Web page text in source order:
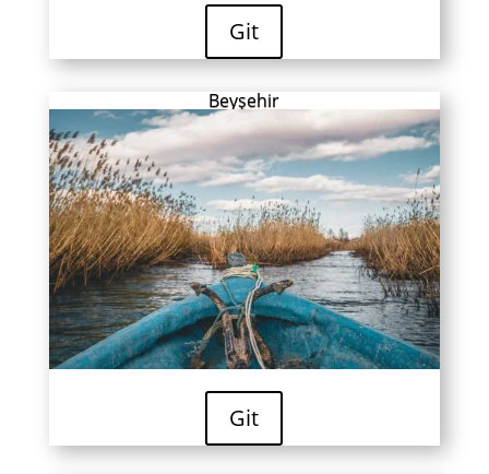
Git
Beyşehir
Git